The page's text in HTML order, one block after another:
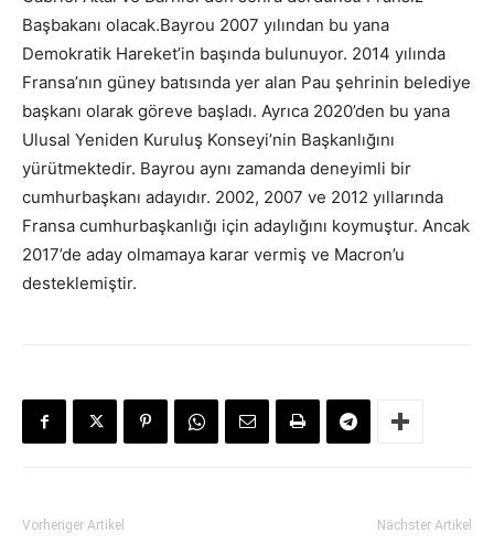
Başbakanı olacak.Bayrou 2007 yılından bu yana
Demokratik Hareket’in başında bulunuyor. 2014 yılında
Fransa’nın güney batısında yer alan Pau şehrinin belediye
başkanı olarak göreve başladı. Ayrıca 2020’den bu yana
Ulusal Yeniden Kuruluş Konseyi’nin Başkanlığını
yürütmektedir. Bayrou aynı zamanda deneyimli bir
cumhurbaşkanı adayıdır. 2002, 2007 ve 2012 yıllarında
Fransa cumhurbaşkanlığı için adaylığını koymuştur. Ancak
2017’de aday olmamaya karar vermiş ve Macron’u
desteklemiştir.
Vorheriger Artikel Nächster Artikel